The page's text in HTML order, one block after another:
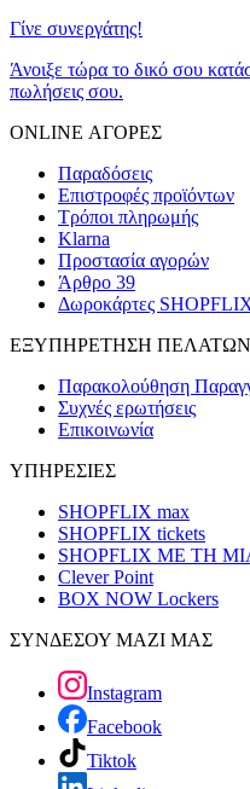
Γίνε συνεργάτης!
Άνοιξε τώρα το δικό σου
πωλήσεις σου.
ONLINE ΑΓΟΡΕΣ
Παραδόσεις
Επιστροφές προϊόντων
Τρόποι πληρωμής
Klarna
Προστασία αγορών
Άρθρο 39
Δωροκάρτες
ΕΞΥΠΗΡΕΤΗΣΗ ΠΕΛΑΤΩΝ
Παρακολούθηση
Συχνές ερωτήσεις
Επικοινωνία
ΥΠΗΡΕΣΙΕΣ
SHOPFLIX max
SHOPFLIX tickets
SHOPFLIX ΜΕ ΤΗ
Clever Point
BOX NOW Lockers
ΣΥΝΔΕΣΟΥ ΜΑΖΙ ΜΑΣ
Instagram
Facebook
Tiktok